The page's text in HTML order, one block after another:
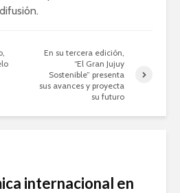
En su tercera edición,
“El Gran Jujuy
Sostenible” presenta
sus avances y proyecta
su futuro
internacional en